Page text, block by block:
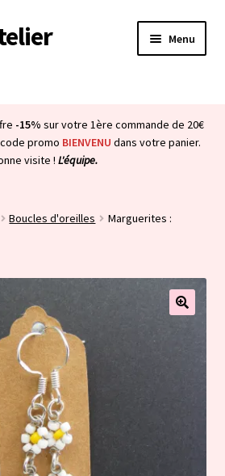
Menu
Ouvrir
enfant
le
menu
-15% sur votre 1ère commande de 20€
promo BIENVENU dans votre panier.
visite ! L'équipe.
Boucles d'oreilles
Marguerites :